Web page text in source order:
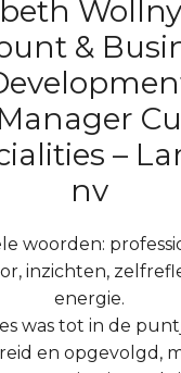
&
Manager Cu
–
nv
woorden:
inzichten,
energie.
was tot in de
en opgevolgd,